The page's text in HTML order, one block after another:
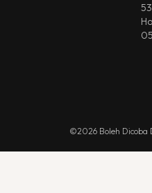
©2026 Boleh Dicoba